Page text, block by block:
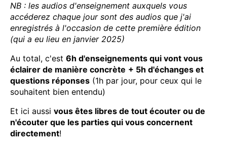
NB : les audios d'enseignement auxquels vous
accéderez chaque jour sont des audios que j'ai
enregistrés à l'occasion de cette première édition
(qui a eu lieu en janvier 2025)
Au total, c'est 6h d'enseignements qui vont vous
éclairer de manière concrète + 5h d'échanges et
questions réponses (1h par jour, pour ceux qui le
souhaitent bien entendu)
Et ici aussi vous êtes libres de tout écouter ou de
n'écouter que les parties qui vous concernent
directement!